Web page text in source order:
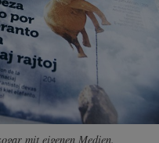
mit eigenen Medien.